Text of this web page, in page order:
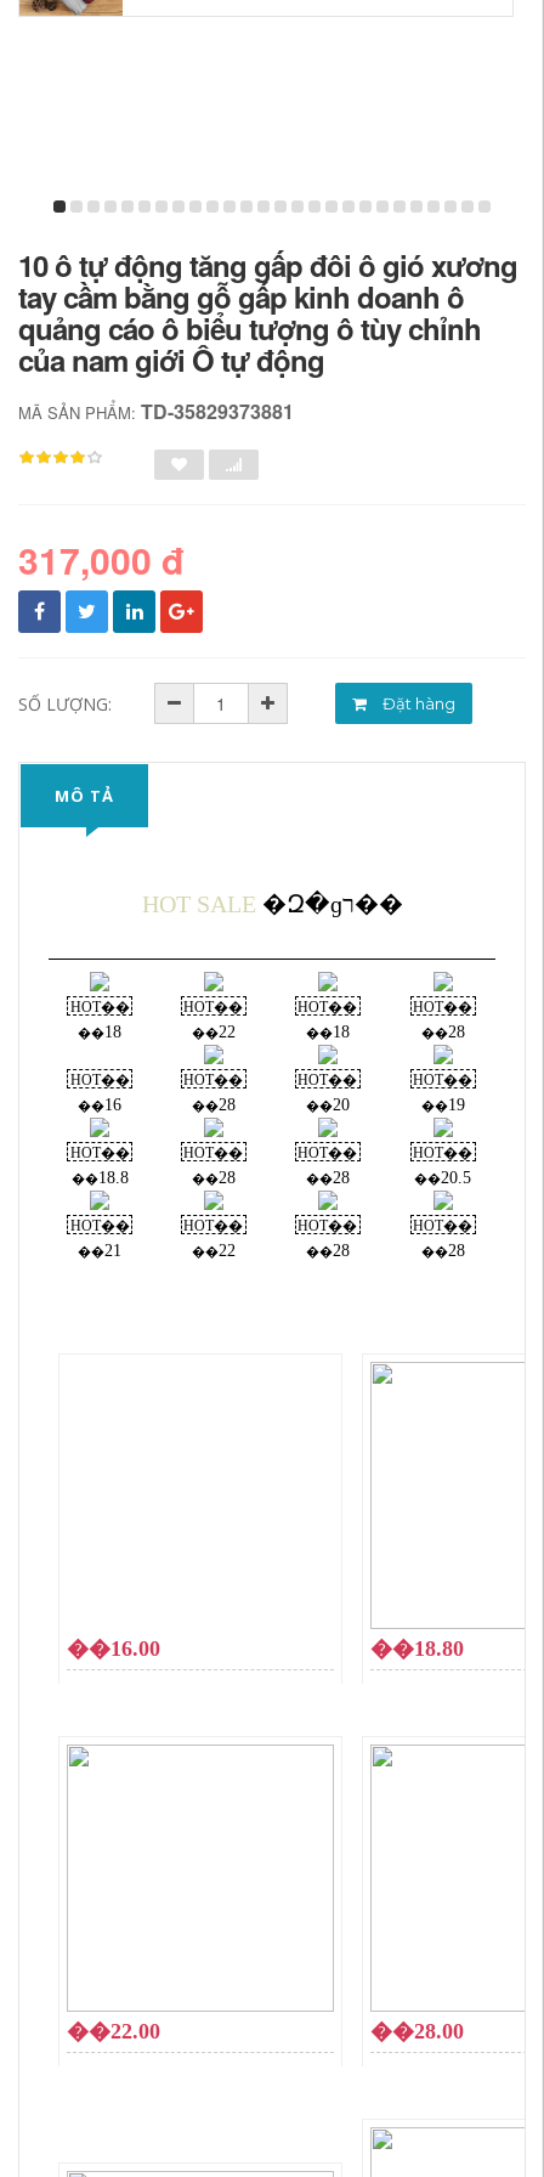
10 ô tự động tăng gấp đôi ô gió xương
tay cầm bằng gỗ gấp kinh doanh ô
quảng cáo ô biểu tượng ô tùy chỉnh
của nam giới Ô tự động
MÃ SẢN PHẨM: TD-35829373881
317,000 đ
SỐ LƯỢNG: Đặt hàng
MÔ TẢ
HOT SALE �Զ�ɡר��
HOT��
��18
HOT��
��22
HOT��
��18
HOT��
��28
HOT��
��16
HOT��
��28
HOT��
��20
HOT��
��19
HOT��
��18.8
HOT��
��28
HOT��
��28
HOT��
��20.5
HOT��
��21
HOT��
��22
HOT��
��28
HOT��
��28
��16.00
��22.00
��18.80
��28.00